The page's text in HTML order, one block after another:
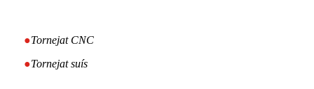
●Tornejat CNC
●Tornejat suís